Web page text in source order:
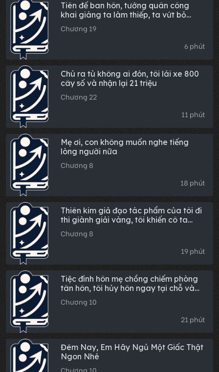
Tiên đế ban hôn, tướng quân công
khai giáng ta làm thiếp, ta vứt bỏ
khăn trùm đầu hồi cung, không hầu hạ
nữa
Chương 19
6 phút
Chú ra tù không ai đón, tôi lái xe 800
cây số và nhận lại 21 triệu
Chương 22
11 phút
Mẹ ơi, con không muốn nghe tiếng
lòng người nữa
Chương 8
18 phút
Thiên kim giả đạo tác phẩm của tôi đi
thi giành giải vàng, tôi khiến cô ta
thân bại danh liệt ngay tại lễ trao giải
Chương 8
19 phút
Tiệc đính hôn mẹ chồng chiếm phòng
tân hôn, tôi hủy hôn ngay tại chỗ và
trả lại chiếc Range Rover làm của hồi
môn
Chương 10
21 phút
Đêm Nay, Em Hãy Ngủ Một Giấc Thật
Ngon Nhé